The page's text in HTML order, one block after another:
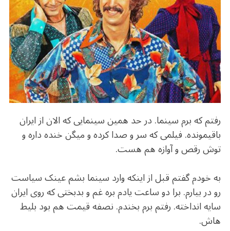
o
o
k
m p
p
رفتم که برم سینما. در حد همین سینمایی که الان از ایران
باقیمونده. فیلمی که سر و صدا کرده و میگن خنده داره و
توش رقص و آوازه هم هست.
به خودم گفتم قبل از اینکه وارد سینما بشم عینک سیاست
رو در بیارم. برا دو ساعت یادم بره غم و بدبختی که روی ایران
سایه انداخته. رفتم برم بخندم. نصفه قیمت هم بود بلیط
هاش.